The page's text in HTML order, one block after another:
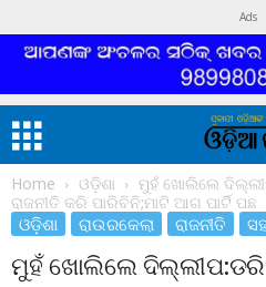
Ads
Home ଓଡ଼ିଶା
ମୁହଁ ଖୋଲିଲେ
ରାଜନୀତି କରି ପାରିବିନି;ମାଟି ଆଗ ପାର୍ଟି ପଛ
ଓଡ଼ିଶା ରାଉରକେଲା ରାଜନୀତି
ମୁହଁ ଖୋଲିଲେ